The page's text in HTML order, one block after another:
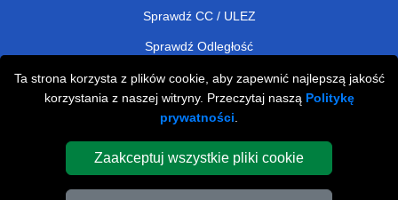
Ta strona korzysta z plików cookie, aby zapewnić najlepszą jakość
korzystania z naszej witryny. Przeczytaj naszą Politykę
prywatności
Zaakceptuj wszystkie pliki cookie
Sprawdź CC / ULEZ
Sprawdź Odległość
Man and Van Removals